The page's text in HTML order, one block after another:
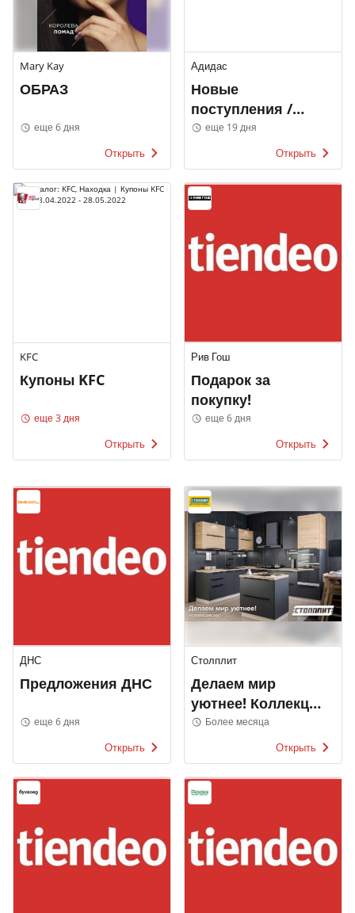
Mary Kay
ОБРАЗ
еще 6 дня
Открыть
Адидас
Новые
поступления /
ЖЕНЩИНЫ
еще 19 дня
Открыть
KFC
Купоны KFC
еще 3 дня
Открыть
Рив Гош
Подарок за
покупку!
еще 6 дня
Открыть
ДНС
Предложения ДНС
еще 6 дня
Открыть
Столплит
Делаем мир
уютнее! Коллекция
2022Более месяца
Открыть